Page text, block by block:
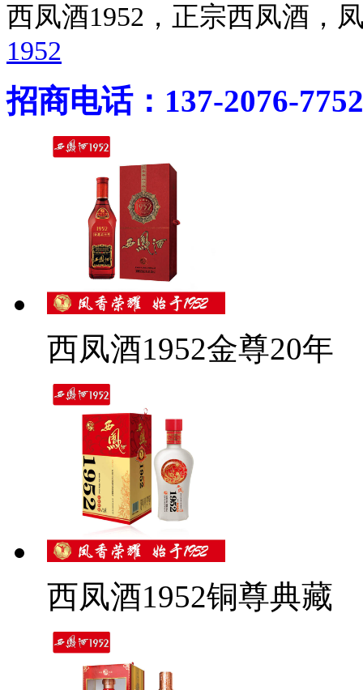
西凤酒1952，正宗西凤酒
1952
招商电话：137-2076-7752
西凤酒1952金尊20年
西凤酒1952铜尊典藏